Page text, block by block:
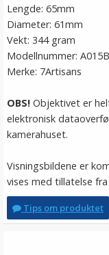
Lengde: 65mm
Diameter: 61mm
Vekt: 344 gram
Modellnummer:
Merke: 7Artisans
OBS! Objektivet er
elektronisk
kamerahuset.
Visningsbildene er
vises med tillatelse
Tips om produktet